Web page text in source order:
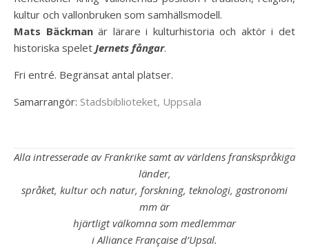
kultur och vallonbruken som samhällsmodell.
Mats Bäckmanär lärare i kulturhistoria och aktör i det
historiska spelet Jernets fångar.
Fri entré. Begränsat antal platser.
Samarrangör: Stadsbiblioteket, Uppsala
Alla intresserade av Frankrike samt av världens franskspråkiga
länder,
språket, kultur och natur, forskning, teknologi, gastronomi
mm är
hjärtligt välkomna som medlemmar
i Alliance Française d’Upsal.